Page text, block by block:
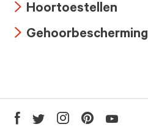
icon
icon
Hoortoestellen
Gehoorbescherming